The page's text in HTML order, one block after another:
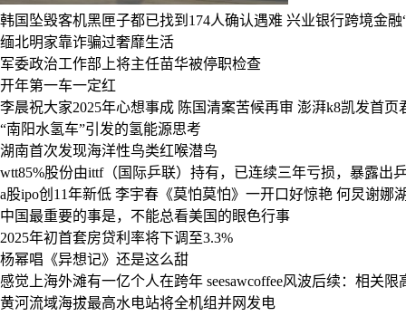
韩国坠毁客机黑匣子都已找到174人确认遇难 兴业银行跨境金融
缅北明家靠诈骗过奢靡生活
军委政治工作部上将主任苗华被停职检查
开年第一车一定红
李晨祝大家2025年心想事成 陈国清案苦候再审 澎湃k8凯发首页
“南阳水氢车”引发的氢能源思考
湖南首次发现海洋性鸟类红喉潜鸟
wtt85%股份由ittf（国际乒联）持有，已连续三年亏损，暴露出
a股ipo创11年新低 李宇春《莫怕莫怕》一开口好惊艳 何炅谢娜
中国最重要的事是，不能总看美国的眼色行事
2025年初首套房贷利率将下调至3.3%
杨幂唱《异想记》还是这么甜
感觉上海外滩有一亿个人在跨年 seesawcoffee风波后续：相关
黄河流域海拔最高水电站将全机组并网发电